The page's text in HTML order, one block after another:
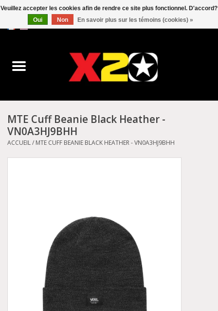
0 Articles - C$0.00
Converse
Kickers
Birkenstock
Autres marques
MTE Cuff Beanie Black Heather -
VN0A3HJ9BHH
ACCUEIL/ MTE CUFF BEANIE BLACK HEATHER - VN0A3HJ9BHH
Veuillez accepter les cookies afin de rendre ce site plus fonctionnel. D'accord?
Oui
Non En savoir plus sur les témoins (cookies) »